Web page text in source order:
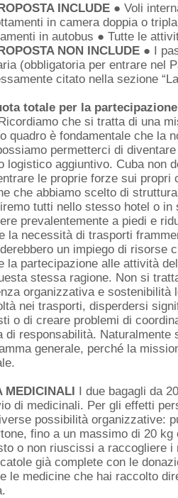
INCLUDE ● Voli
in camera doppia o
in autobus ● Tutte le
NON INCLUDE ● I
(obbligatoria per entrare nel
citato nella sezione
totale per la
che si tratta di una
quadro è fondamentale che la
permetterci di
logistico aggiuntivo. Cuba non
le proprie forze sui propri
che abbiamo scelto di
tutti nello stesso hotel o
prevalentemente a piedi e
la necessità di trasporti
un impiego di risorse
la partecipazione alle attività
stessa ragione. Non si
organizzativa e sostenibilità
nei trasporti, disperdersi
o di creare problemi di
di responsabilità.
generale, perché la
MEDICINALI I due bagagli da
di medicinali. Per gli effetti
possibilità organizzative:
fino a un massimo di 20
o non riuscissi a raccogliere
già complete con le
le medicine che hai raccolto